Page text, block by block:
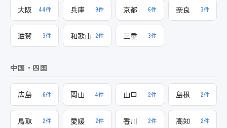
大阪 44件 兵庫 9件 京都 6件 奈良 3件
滋賀 3件 和歌山 2件 三重 3件
中国・四国
広島 6件 岡山 4件 山口 2件 島根 2件
鳥取 2件 愛媛 2件 香川 2件 高知 2件